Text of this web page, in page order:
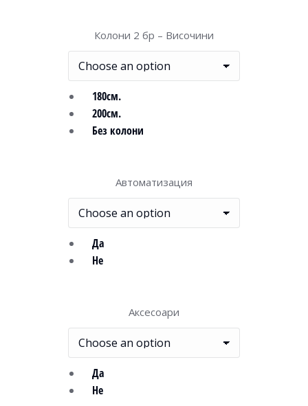
Колони 2 бр – Височини
180см.
200см.
Без колони
Автоматизация
Да
Не
Аксесоари
Да
Не